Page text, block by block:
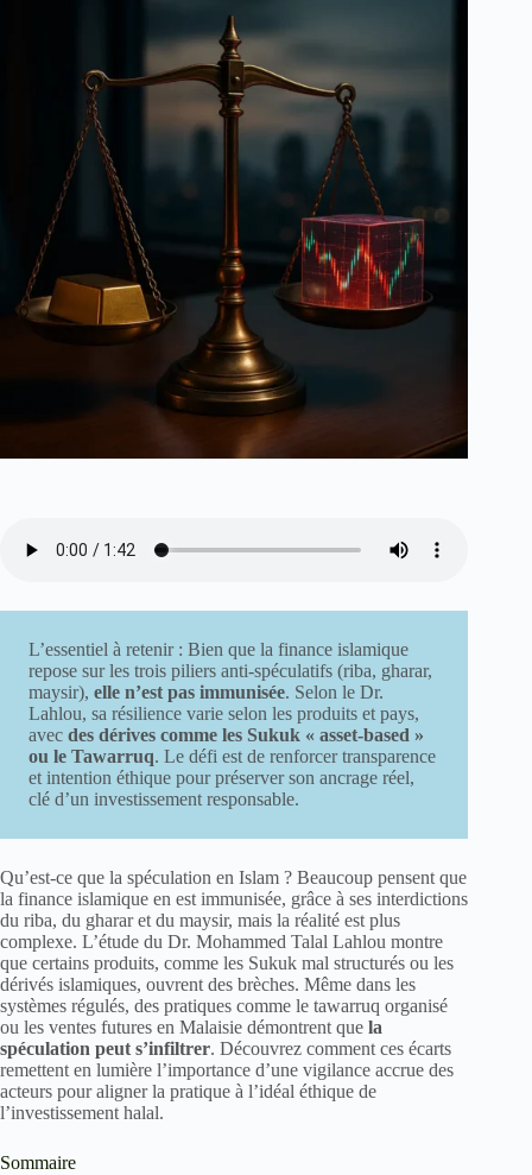
L’essentiel à retenir : Bien que la finance islamique
repose sur les trois piliers anti-spéculatifs (riba, gharar,
maysir), elle n’est pas immunisée. Selon le Dr.
Lahlou, sa résilience varie selon les produits et pays,
avec des dérives comme les Sukuk « asset-based »
ou le Tawarruq. Le défi est de renforcer transparence
et intention éthique pour préserver son ancrage réel,
clé d’un investissement responsable.
Qu’est-ce que la spéculation en Islam ? Beaucoup pensent que
la finance islamique en est immunisée, grâce à ses interdictions
du riba, du gharar et du maysir, mais la réalité est plus
complexe. L’étude du Dr. Mohammed Talal Lahlou montre
que certains produits, comme les Sukuk mal structurés ou les
dérivés islamiques, ouvrent des brèches. Même dans les
systèmes régulés, des pratiques comme le tawarruq organisé
ou les ventes futures en Malaisie démontrent que la
spéculation peut s’infiltrer. Découvrez comment ces écarts
remettent en lumière l’importance d’une vigilance accrue des
acteurs pour aligner la pratique à l’idéal éthique de
l’investissement halal.
Sommaire